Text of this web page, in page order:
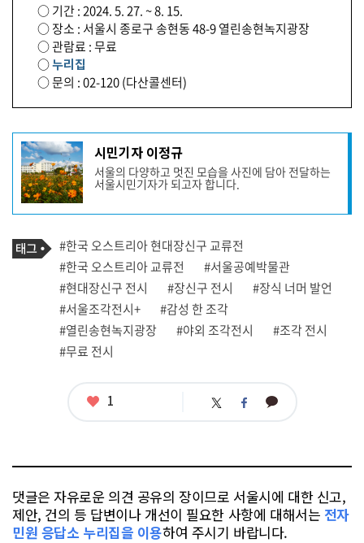
○ 기간 : 2024. 5. 27. ~ 8. 15.
○ 장소 : 서울시 종로구 송현동 48-9 열린송현녹지광장
○ 관람료 : 무료
○누리집
○ 문의 : 02-120 (다산콜센터)
기
사
작
성
자
프
필
시민기자 이정규
서울의 다양하고 멋진 모습을 사진에 담아 전달하는
서울시민기자가 되고자 합니다.
기
사
관
련
태
그
태
그
#한국 오스트리아 현대장신구 교류전
#한국 오스트리아 교류전
#서울공예박물관
#현대장신구 전시
#장신구 전시
#장식 너머 발언
#서울조각전시+
#감성 한 조각
#열린송현녹지광장
#야외 조각전시
#조각 전시
#무료 전시
좋1 트 페 카
댓글은 자유로운 의견 공유의 장이므로 서울시에 대한 신고,
제안, 건의 등 답변이나 개선이 필요한 사항에 대해서는 전자
민원 응답소 누리집을 이용하여 주시기 바랍니다.